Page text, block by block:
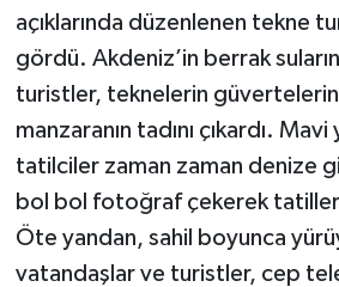
açıklarında düzenlenen tekne
gördü. Akdeniz’in berrak
turistler, teknelerin
manzaranın tadını çıkardı.
tatilciler zaman zaman denize
bol bol fotoğraf çekerek
Öte yandan, sahil boyunca
vatandaşlar ve turistler, cep